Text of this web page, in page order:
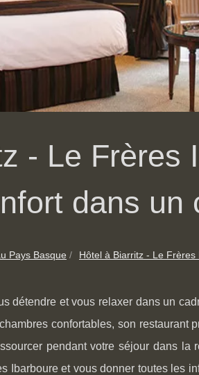
- Le Frères
dans un
Pays Basque Hôtel à Biarritz - Le Frères
détendre et vous relaxer dans un
confortables, son restaurant
pendant votre séjour dans la
Ibarboure et vous donner toutes les